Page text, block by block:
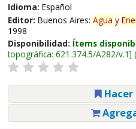
Idioma: Español
Editor: Buenos Aires: Agua y
1998
Disponibilidad: Ítems
topográfica: 621.374.5/A282/v.1
Hacer